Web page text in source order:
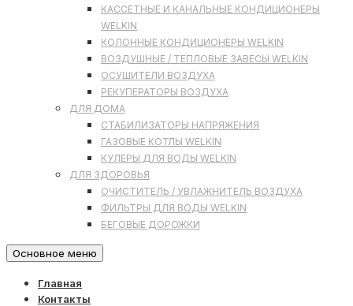
КАССЕТНЫЕ И КАНАЛЬНЫЕ КОНДИЦИОНЕРЫ
WELKIN
КОЛОННЫЕ КОНДИЦИОНЕРЫ WELKIN
ВОЗДУШНЫЕ / ТЕПЛОВЫЕ ЗАВЕСЫ WELKIN
ОСУШИТЕЛИ ВОЗДУХА
РЕКУПЕРАТОРЫ ВОЗДУХА
ДЛЯ ДОМА
СТАБИЛИЗАТОРЫ НАПРЯЖЕНИЯ
ГАЗОВЫЕ КОТЛЫ WELKIN
КУЛЕРЫ ДЛЯ ВОДЫ WELKIN
ДЛЯ ЗДОРОВЬЯ
ОЧИСТИТЕЛЬ / УВЛАЖНИТЕЛЬ ВОЗДУХА
ФИЛЬТРЫ ДЛЯ ВОДЫ WELKIN
БЕГОВЫЕ ДОРОЖКИ
Основное меню
Главная
Контакты